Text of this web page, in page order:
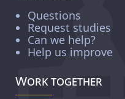
Questions
Request studies
Can we help?
Help us improve
Work together